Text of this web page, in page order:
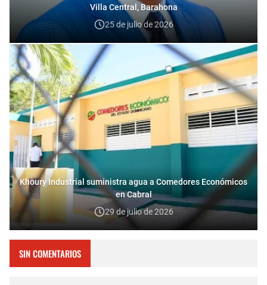
Villa Central, Barahona
25 de julio de 2026
Khoury Industrial suministra agua a Comedores Económicos
en Cabral
29 de julio de 2026
SIN COMENTARIOS